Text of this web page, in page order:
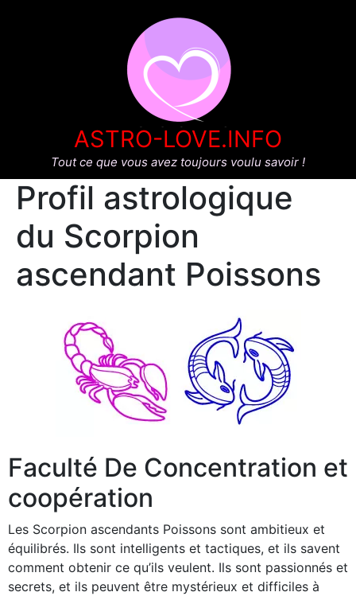
ASTRO-LOVE.INFO
Tout ce que vous avez toujours voulu savoir !
Profil astrologique
du Scorpion
ascendant Poissons
Faculté De Concentration et
coopération
Les Scorpion ascendants Poissons sont ambitieux et
équilibrés. Ils sont intelligents et tactiques, et ils savent
comment obtenir ce qu’ils veulent. Ils sont passionnés et
secrets, et ils peuvent être mystérieux et difficiles à